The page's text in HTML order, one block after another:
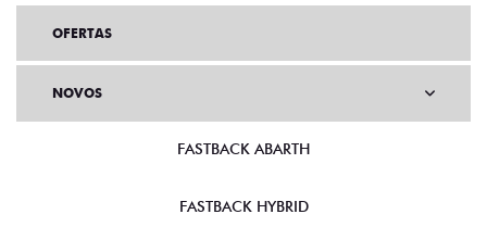
OFERTAS
NOVOS
FASTBACK ABARTH
FASTBACK HYBRID